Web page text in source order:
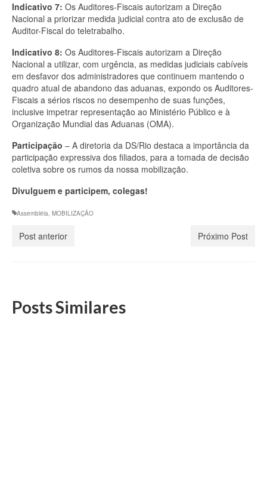
Indicativo 7: Os Auditores-Fiscais autorizam a Direção
Nacional a priorizar medida judicial contra ato de exclusão de
Auditor-Fiscal do teletrabalho.
Indicativo 8: Os Auditores-Fiscais autorizam a Direção
Nacional a utilizar, com urgência, as medidas judiciais cabíveis
em desfavor dos administradores que continuem mantendo o
quadro atual de abandono das aduanas, expondo os Auditores-
Fiscais a sérios riscos no desempenho de suas funções,
inclusive impetrar representação ao Ministério Público e à
Organização Mundial das Aduanas (OMA).
Participação – A diretoria da DS/Rio destaca a importância da
participação expressiva dos filiados, para a tomada de decisão
coletiva sobre os rumos da nossa mobilização.
Divulguem e participem, colegas!
Assembléia, MOBILIZAÇÃO
Post anterior Próximo Post
Posts Similares